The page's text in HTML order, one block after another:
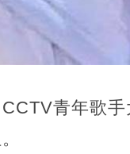
青年歌